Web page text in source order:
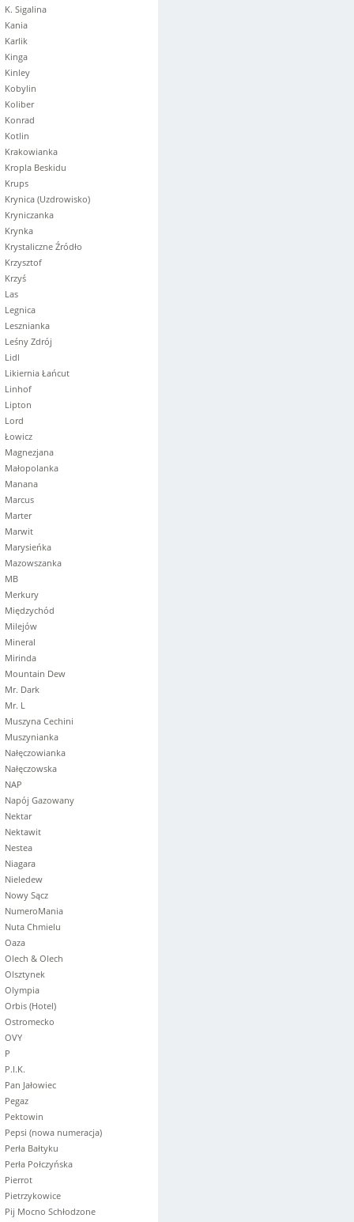
K. Sigalina
Kania
Karlik
Kinga
Kinley
Kobylin
Koliber
Konrad
Kotlin
Krakowianka
Kropla Beskidu
Krups
Krynica (Uzdrowisko)
Kryniczanka
Krynka
Krystaliczne Źródło
Krzysztof
Krzyś
Las
Legnica
Lesznianka
Leśny Zdrój
Lidl
Likiernia Łańcut
Linhof
Lipton
Lord
Łowicz
Magnezjana
Małopolanka
Manana
Marcus
Marter
Marwit
Marysieńka
Mazowszanka
MB
Merkury
Międzychód
Milejów
Mineral
Mirinda
Mountain Dew
Mr. Dark
Mr. L
Muszyna Cechini
Muszynianka
Nałęczowianka
Nałęczowska
NAP
Napój Gazowany
Nektar
Nektawit
Nestea
Niagara
Nieledew
Nowy Sącz
NumeroMania
Nuta Chmielu
Oaza
Olech & Olech
Olsztynek
Olympia
Orbis (Hotel)
Ostromecko
OVY
P
P.I.K.
Pan Jałowiec
Pegaz
Pektowin
Pepsi (nowa numeracja)
Perła Bałtyku
Perła Połczyńska
Pierrot
Pietrzykowice
Pij Mocno Schłodzone